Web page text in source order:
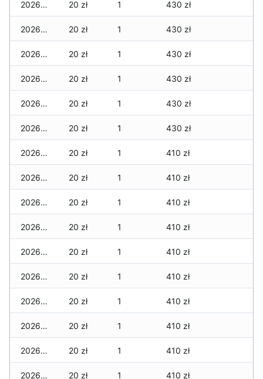
2026-07-01 20 zł 1 430 zł
2026-06-30 20 zł 1 430 zł
2026-06-28 20 zł 1 430 zł
2026-06-27 20 zł 1 430 zł
2026-06-26 20 zł 1 430 zł
2026-06-25 20 zł 1 430 zł
2026-06-24 20 zł 1 410 zł
2026-06-23 20 zł 1 410 zł
2026-06-22 20 zł 1 410 zł
2026-06-21 20 zł 1 410 zł
2026-06-20 20 zł 1 410 zł
2026-06-19 20 zł 1 410 zł
2026-06-18 20 zł 1 410 zł
2026-06-17 20 zł 1 410 zł
2026-06-16 20 zł 1 410 zł
2026-06-15 20 zł 1 410 zł